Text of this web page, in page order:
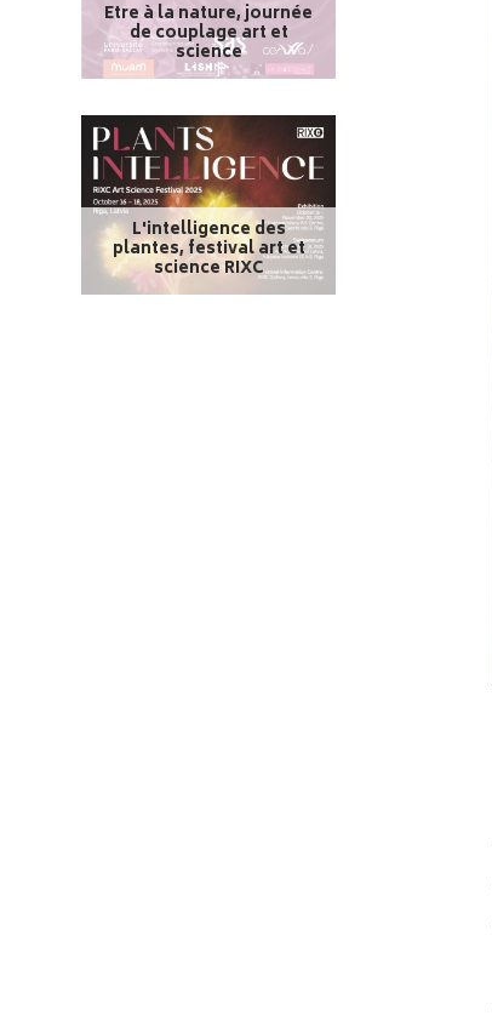
Etre à la nature, journée
de couplage art et
science
L'intelligence des
plantes, festival art et
science RIXC